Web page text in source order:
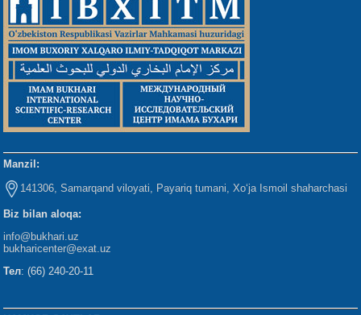
Manzil:
141306, Samarqand viloyati, Payariq tumani, Xo‘ja Ismoil shaharchasi
Biz bilan aloqa:
info@bukhari.uz
bukharicenter@exat.uz
Тел: (66) 240-20-11